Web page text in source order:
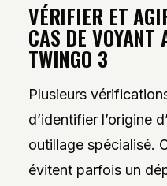
VÉRIFIER ET
CAS DE VOYANT
TWINGO 3
Plusieurs
d’identifier l’origine
outillage spécialisé.
évitent parfois un